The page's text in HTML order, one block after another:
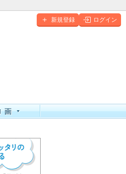
新規登録 ログイン